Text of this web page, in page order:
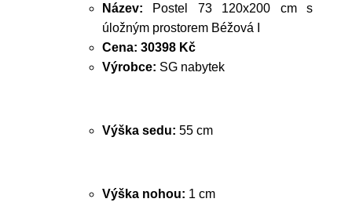
Název: Postel 73 120x200 cm s
úložným prostorem Béžová I
Cena: 30398 Kč
Výrobce: SG nabytek
Výška sedu: 55 cm
Výška nohou: 1 cm